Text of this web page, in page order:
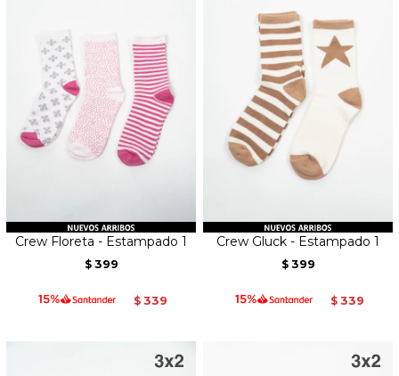
Crew Floreta - Estampado 1
$ 399
$ 339
Crew Gluck - Estampado 1
$ 399
$ 339